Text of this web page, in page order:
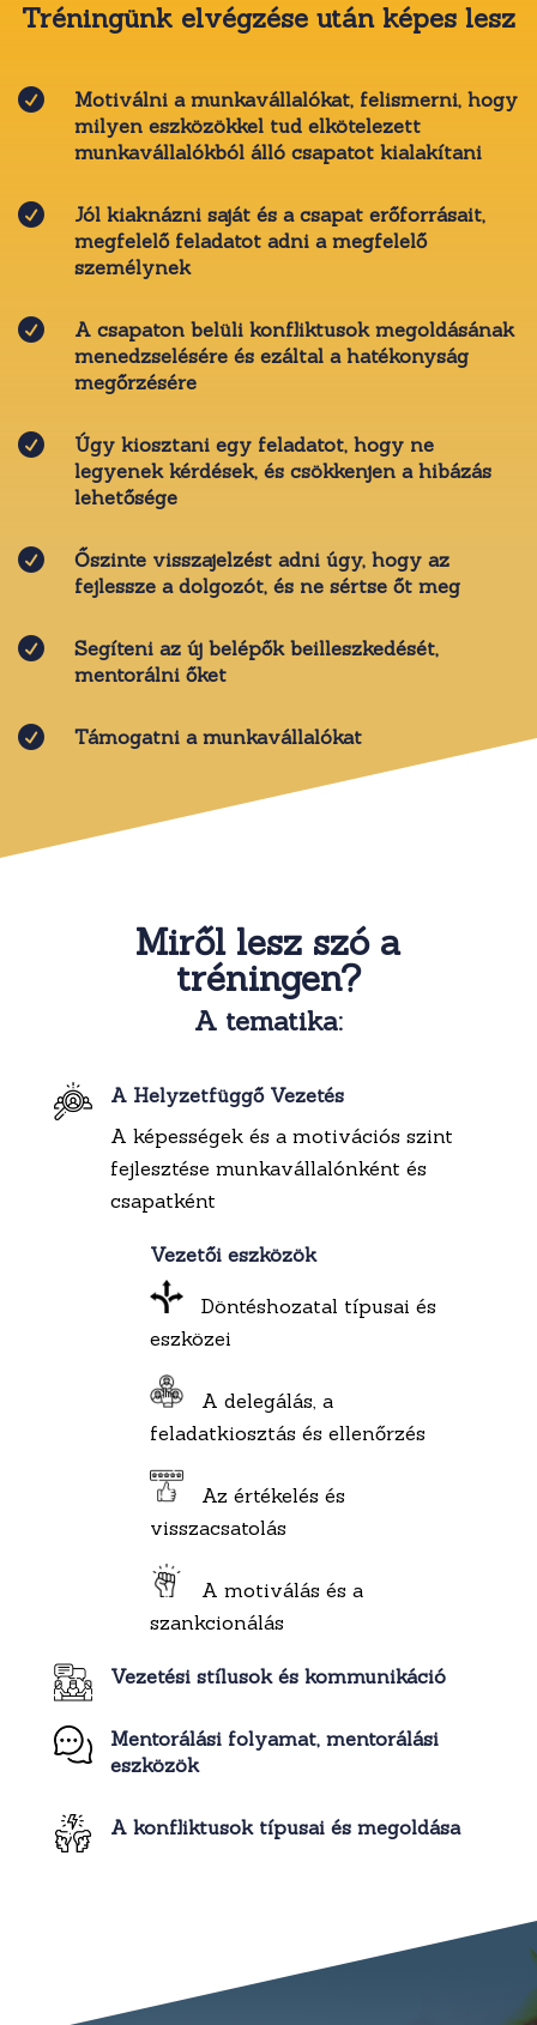
Tréningünk elvégzése után képes lesz

Motiválni a munkavállalókat, felismerni, hogy
milyen eszközökkel tud elkötelezett
munkavállalókból álló csapatot kialakítani

Jól kiaknázni saját és a csapat erőforrásait,
megfelelő feladatot adni a megfelelő
személynek

A csapaton belüli konfliktusok megoldásának
menedzselésére és ezáltal a hatékonyság
megőrzésére

Úgy kiosztani egy feladatot, hogy ne
legyenek kérdések, és csökkenjen a hibázás
lehetősége

Őszinte visszajelzést adni úgy, hogy az
fejlessze a dolgozót, és ne sértse őt meg

Segíteni az új belépők beilleszkedését,
mentorálni őket
 Támogatni a munkavállalókat
Miről lesz szó a
tréningen?
A tematika:
A Helyzetfüggő Vezetés
A képességek és a motivációs szint
fejlesztése munkavállalónként és
csapatként
Vezetői eszközök
Döntéshozatal típusai és
eszközei
A delegálás, a
feladatkiosztás és ellenőrzés
Az értékelés és
visszacsatolás
A motiválás és a
szankcionálás
Vezetési stílusok és kommunikáció
Mentorálási folyamat, mentorálási
eszközök
A konfliktusok típusai és megoldása